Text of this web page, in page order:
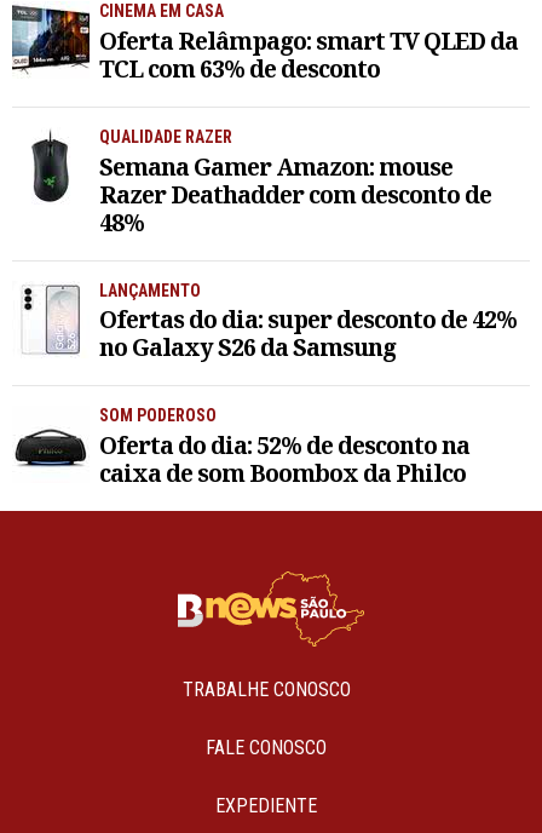
CINEMA EM CASA
Oferta Relâmpago: smart TV QLED da
TCL com 63% de desconto
QUALIDADE RAZER
Semana Gamer Amazon: mouse
Razer Deathadder com desconto de
48%
LANÇAMENTO
Ofertas do dia: super desconto de 42%
no Galaxy S26 da Samsung
SOM PODEROSO
Oferta do dia: 52% de desconto na
caixa de som Boombox da Philco
TRABALHE CONOSCO
FALE CONOSCO
EXPEDIENTE